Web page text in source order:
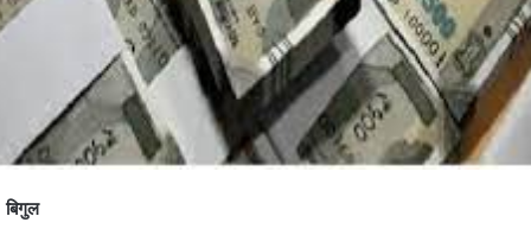
बिगुल